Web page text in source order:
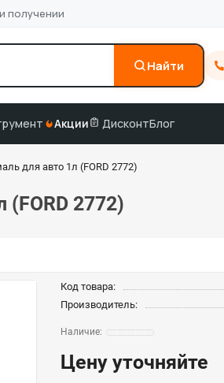
получении
Найти
по коду подбор по VIN
Акции ДисконтБлог
для авто 1л (FORD 2772)
(FORD 2772)
Код товара:
Производитель:
Цену уточняйте